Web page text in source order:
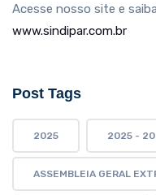
Acesse nosso site e
www.sindipar.com.br
Post Tags
2025 2025 -
ASSEMBLEIA GERAL